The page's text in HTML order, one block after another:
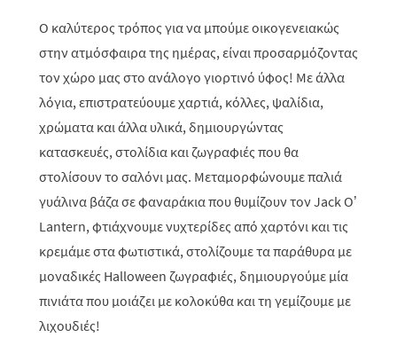
Ο καλύτερος τρόπος για να μπούμε οικογενειακώς
στην ατμόσφαιρα της ημέρας, είναι προσαρμόζοντας
τον χώρο μας στο ανάλογο γιορτινό ύφος! Με άλλα
λόγια, επιστρατεύουμε χαρτιά, κόλλες, ψαλίδια,
χρώματα και άλλα υλικά, δημιουργώντας
κατασκευές, στολίδια και ζωγραφιές που θα
στολίσουν το σαλόνι μας. Μεταμορφώνουμε παλιά
γυάλινα βάζα σε φαναράκια που θυμίζουν τον Jack O’
Lantern, φτιάχνουμε νυχτερίδες από χαρτόνι και τις
κρεμάμε στα φωτιστικά, στολίζουμε τα παράθυρα με
μοναδικές Halloween ζωγραφιές, δημιουργούμε μία
πινιάτα που μοιάζει με κολοκύθα και τη γεμίζουμε με
λιχουδιές!